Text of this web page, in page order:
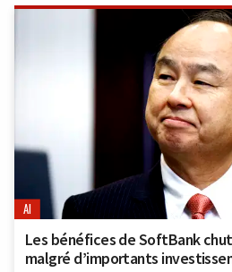
AI
Les bénéfices de SoftBank
malgré d’importants